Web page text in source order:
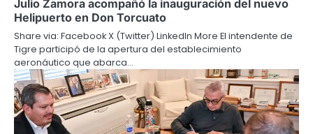
Julio Zamora acompañó la inauguración del nuevo
Helipuerto en Don Torcuato
Share via: Facebook X (Twitter) LinkedIn More El intendente de
Tigre participó de la apertura del establecimiento
aeronáutico que abarca…